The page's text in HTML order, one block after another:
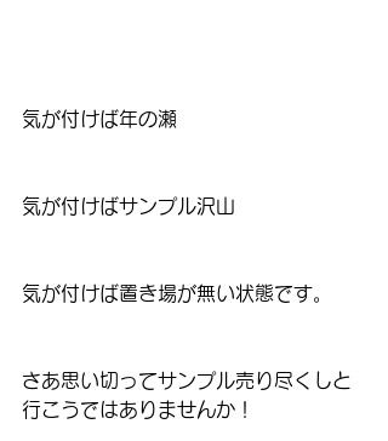
気が付けば年の瀬
気が付けばサンプル沢山
気が付けば置き場が無い状態です。
さあ思い切ってサンプル売り尽くしと
行こうではありませんか！